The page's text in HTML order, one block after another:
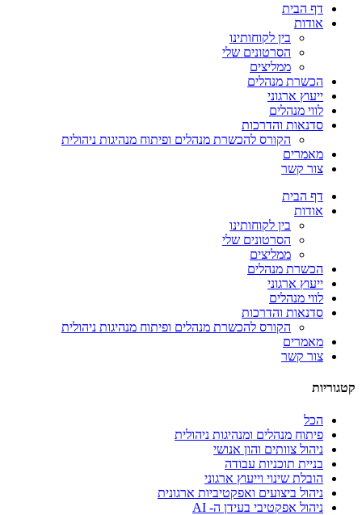
דף הבית
אודות
בין לקוחותינו
הסרטונים שלי
ממליצים
הכשרת מנהלים
ייעוץ ארגוני
לווי מנהלים
סדנאות והדרכות
הקורס להכשרת מנהלים ופיתוח מנהיגות ניהולית
מאמרים
צור קשר
דף הבית
אודות
בין לקוחותינו
הסרטונים שלי
ממליצים
הכשרת מנהלים
ייעוץ ארגוני
לווי מנהלים
סדנאות והדרכות
הקורס להכשרת מנהלים ופיתוח מנהיגות ניהולית
מאמרים
צור קשר
קטגוריות
הכל
פיתוח מנהלים ומנהיגות ניהולית
ניהול צוותים והון אנושי
בניית תוכניות עבודה
הובלת שינוי וייעוץ ארגוני
ניהול ביצועים ואפקטיביות ארגונית
ניהול אפקטיבי בעידן ה- AI